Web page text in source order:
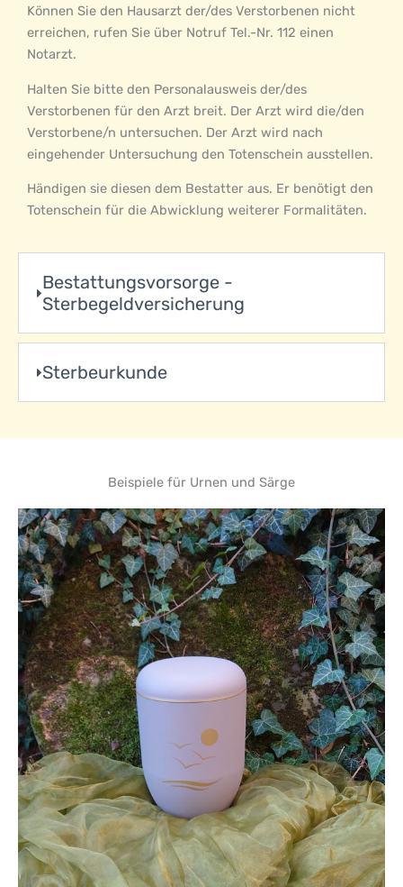
Können Sie den Hausarzt der/des Verstorbenen nicht
erreichen, rufen Sie über Notruf Tel.-Nr. 112 einen
Notarzt.
Halten Sie bitte den Personalausweis der/des
Verstorbenen für den Arzt breit. Der Arzt wird die/den
Verstorbene/n untersuchen. Der Arzt wird nach
eingehender Untersuchung den Totenschein ausstellen.
Händigen sie diesen dem Bestatter aus. Er benötigt den
Totenschein für die Abwicklung weiterer Formalitäten.
Bestattungsvorsorge -
Sterbegeldversicherung
Sterbeurkunde
Beispiele für Urnen und Särge